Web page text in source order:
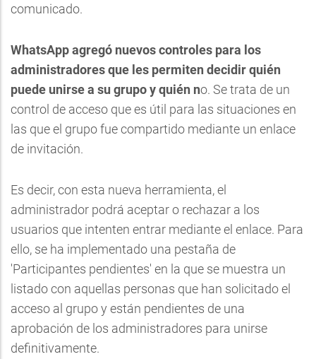
comunicado.
WhatsApp agregó nuevos controles para los
administradores que les permiten decidir quién
puede unirse a su grupo y quién no. Se trata de un
control de acceso que es útil para las situaciones en
las que el grupo fue compartido mediante un enlace
de invitación.
Es decir, con esta nueva herramienta, el
administrador podrá aceptar o rechazar a los
usuarios que intenten entrar mediante el enlace. Para
ello, se ha implementado una pestaña de
'Participantes pendientes' en la que se muestra un
listado con aquellas personas que han solicitado el
acceso al grupo y están pendientes de una
aprobación de los administradores para unirse
definitivamente.